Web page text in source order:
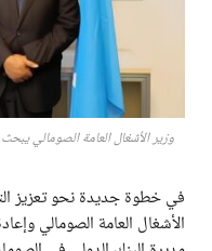
وزير الأشغال العامة الصومالي
في خطوة جديدة نحو تعزيز
الأشغال العامة الصومالي